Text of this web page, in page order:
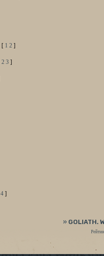
[ 1 2 ]
2 3 ]
4 ]
» GOLIATH.